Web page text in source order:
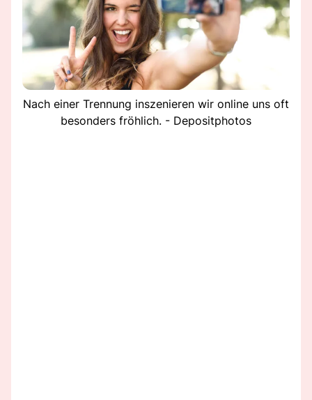
Nach einer Trennung inszenieren wir online uns oft
besonders fröhlich. - Depositphotos